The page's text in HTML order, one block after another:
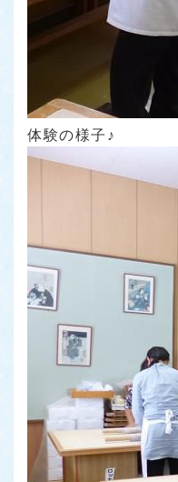
体験の様子♪